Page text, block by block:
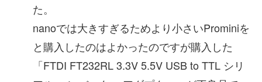
た。
nanoでは大きすぎるためより小さいProminiを
と購入したのはよかったのですが購入した
「FTDI FT232RL 3.3V 5.5V USB to TTL シリ